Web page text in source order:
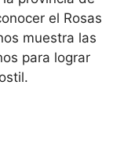
el Rosas
muestra las
para lograr